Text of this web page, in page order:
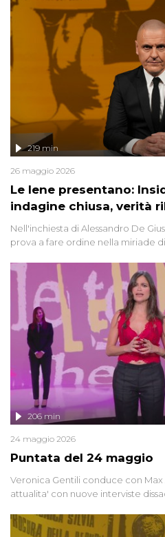
Le Iene presentano:
indagine chiusa, verità
219 min
26 maggio 2026
Nell'inchiesta di Alessandro De
prova a fare ordine nella miriade
giudiziarie più discusse degli ultimi
vicenda mettendo in fila
controversi e i protagonisti di
fine.
Puntata del 24 maggio
206 min
24 maggio 2026
Veronica Gentili conduce con
attualita' con nuove interviste